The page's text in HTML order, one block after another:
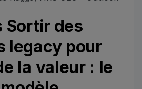
Sortir des
legacy pour
la valeur : le